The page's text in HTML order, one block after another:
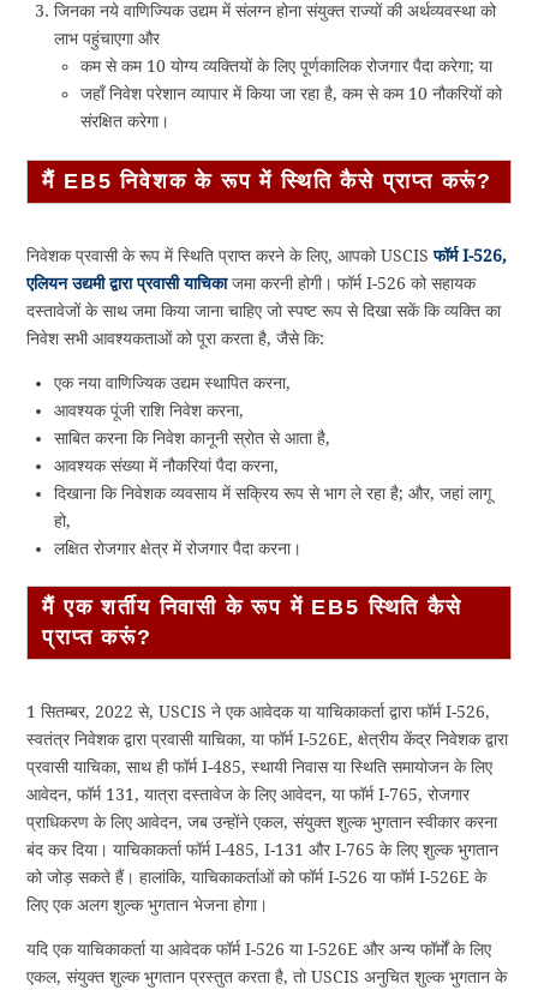
जिनका नये वाणिज्यिक उद्यम में संलग्न होना संयुक्त राज्यों की अर्थव्यवस्था को
लाभ पहुंचाएगा और
कम से कम 10 योग्य व्यक्तियों के लिए पूर्णकालिक रोजगार पैदा करेगा; या
जहाँ निवेश परेशान व्यापार में किया जा रहा है, कम से कम 10 नौकरियों को
संरक्षित करेगा।
मैं EB5 निवेशक के रूप में स्थिति कैसे प्राप्त करूं?
निवेशक प्रवासी के रूप में स्थिति प्राप्त करने के लिए, आपको USCISफॉर्म I-526,
एलियन उद्यमी द्वारा प्रवासी याचिकाजमा करनी होगी। फॉर्म I-526 को सहायक
दस्तावेजों के साथ जमा किया जाना चाहिए जो स्पष्ट रूप से दिखा सकें कि व्यक्ति का
निवेश सभी आवश्यकताओं को पूरा करता है, जैसे कि:
एक नया वाणिज्यिक उद्यम स्थापित करना,
आवश्यक पूंजी राशि निवेश करना,
साबित करना कि निवेश कानूनी स्रोत से आता है,
आवश्यक संख्या में नौकरियां पैदा करना,
दिखाना कि निवेशक व्यवसाय में सक्रिय रूप से भाग ले रहा है; और, जहां लागू
हो,
लक्षित रोजगार क्षेत्र में रोजगार पैदा करना।
मैं एक शर्तीय निवासी के रूप में EB5 स्थिति कैसे
प्राप्त करूं?
1 सितम्बर, 2022 से, USCIS ने एक आवेदक या याचिकाकर्ता द्वारा फॉर्म I-526,
स्वतंत्र निवेशक द्वारा प्रवासी याचिका, या फॉर्म I-526E, क्षेत्रीय केंद्र निवेशक द्वारा
प्रवासी याचिका, साथ ही फॉर्म I-485, स्थायी निवास या स्थिति समायोजन के लिए
आवेदन, फॉर्म 131, यात्रा दस्तावेज के लिए आवेदन, या फॉर्म I-765, रोजगार
प्राधिकरण के लिए आवेदन, जब उन्होंने एकल, संयुक्त शुल्क भुगतान स्वीकार करना
बंद कर दिया। याचिकाकर्ता फॉर्म I-485, I-131 और I-765 के लिए शुल्क भुगतान
को जोड़ सकते हैं। हालांकि, याचिकाकर्ताओं को फॉर्म I-526 या फॉर्म I-526E के
लिए एक अलग शुल्क भुगतान भेजना होगा।
यदि एक याचिकाकर्ता या आवेदक फॉर्म I-526 या I-526E और अन्य फॉर्मों के लिए
एकल, संयुक्त शुल्क भुगतान प्रस्तुत करता है, तो USCIS अनुचित शुल्क भुगतान के